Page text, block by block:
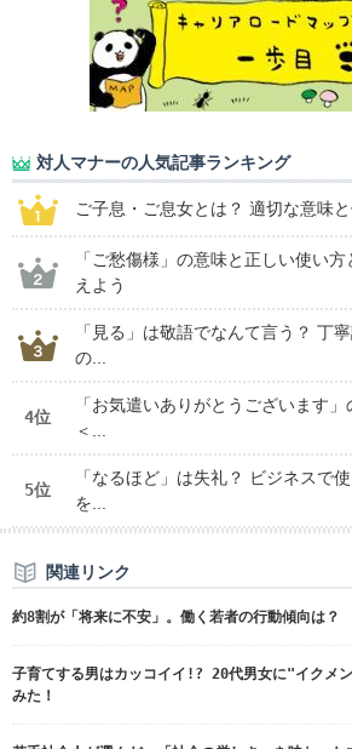
対人マナーの人気記事ランキング
ご子息・ご息女とは？ 適切な意味
「ご愁傷様」の意味と正しい使い
えよう
「見る」は敬語でなんて言う？ 丁
の...
4位
「お気遣いありがとうございます
＜...
5位
「なるほど」は失礼？ ビジネスで
を...
関連リンク
約8割が「将来に不安」。働く若者の行動傾向は？
子育てする男はカッコイイ!? 20代男女に"イクメ
みた！